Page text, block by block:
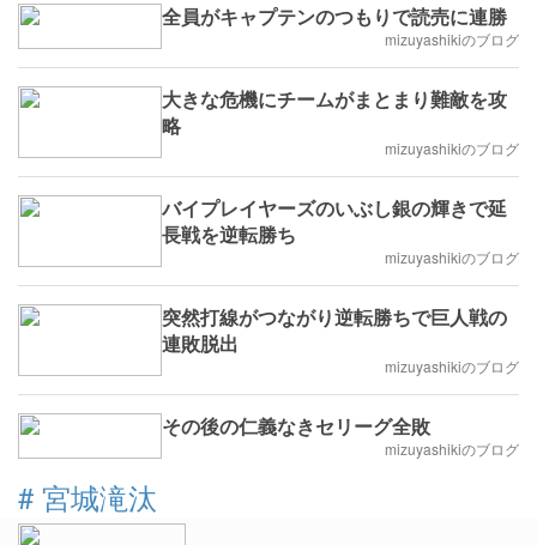
全員がキャプテンのつもりで読売に連勝
mizuyashikiのブログ
大きな危機にチームがまとまり難敵を攻
略
mizuyashikiのブログ
バイプレイヤーズのいぶし銀の輝きで延
長戦を逆転勝ち
mizuyashikiのブログ
突然打線がつながり逆転勝ちで巨人戦の
連敗脱出
mizuyashikiのブログ
その後の仁義なきセリーグ全敗
mizuyashikiのブログ
# 宮城滝汰